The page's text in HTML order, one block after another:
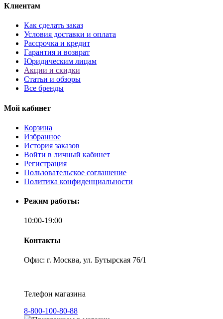
Клиентам
Как сделать заказ
Условия доставки и оплата
Рассрочка и кредит
Гарантия и возврат
Юридическим лицам
Акции и скидки
Статьи и обзоры
Все бренды
Мой кабинет
Корзина
Избранное
История заказов
Войти в личный кабинет
Регистрация
Пользовательское соглашение
Политика конфиденциальности
Режим работы:
10:00-19:00
Контакты
Офис: г. Москва, ул. Бутырская 76/1
Телефон магазина
8-800-100-80-88